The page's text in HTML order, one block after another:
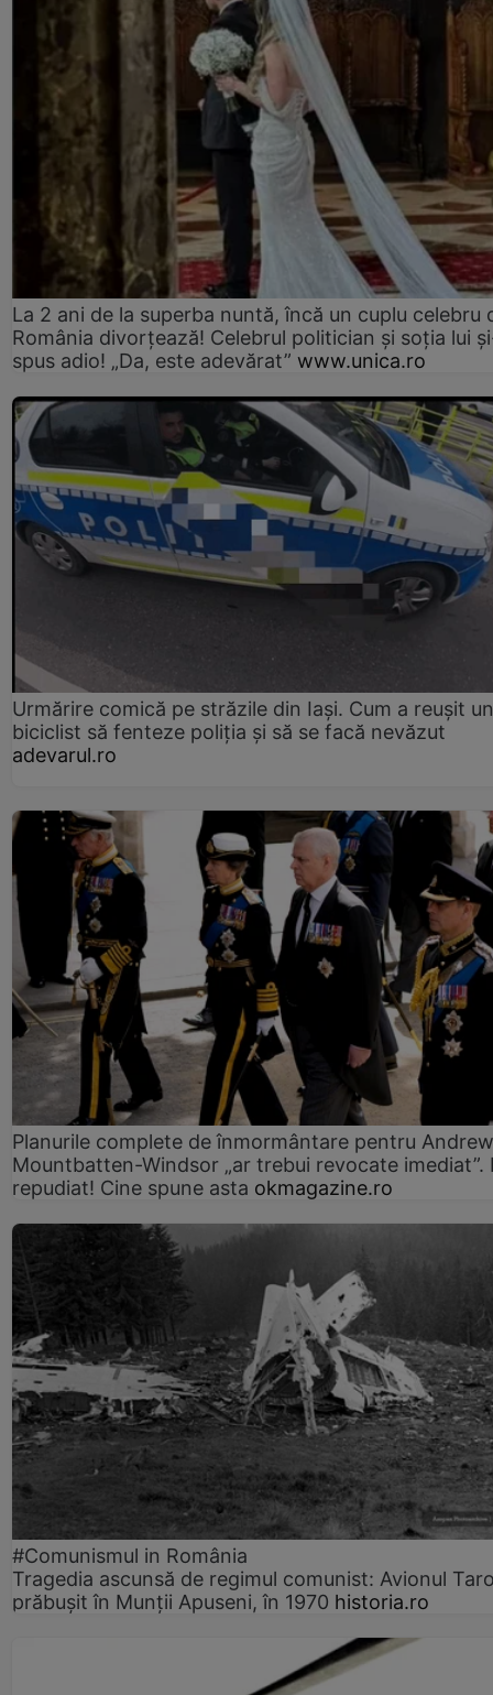
La 2 ani de la superba nuntă, încă un cuplu celebru
România divorțează! Celebrul politician și soția lui
spus adio! „Da, este adevărat” www.unica.ro
Urmărire comică pe străzile din Iași. Cum a reușit un
biciclist să fenteze poliția și să se facă nevăzut
adevarul.ro
Planurile complete de înmormântare pentru Andrew
Mountbatten-Windsor „ar trebui revocate imediat”.
repudiat! Cine spune asta okmagazine.ro
#Comunismul in România
Tragedia ascunsă de regimul comunist: Avionul
prăbușit în Munții Apuseni, în 1970 historia.ro